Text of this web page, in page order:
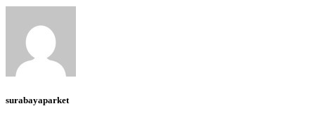
surabayaparket